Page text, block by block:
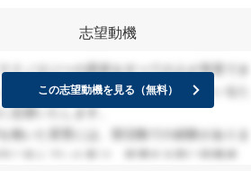
ことに気づいた。そして、それぞれの現場に
経験は、地域と密接に関わりながら課題解
組む上で、大きな気づきとなった。
みである地域密着型のネットワークと先進
技術を活かし、ただ課題を解決するだけで
その先にある「新たな価値の創出」にも積極
志望動機
テクノロジーの恩恵をすべての人が享受でき
」の実現が御社でこそできると考えているた
く志望いたします。
を抱いた背景には、部活動での経験がありま
方に住んでいた私は、所属する部に指導者が
この志望動機を見る（無料）